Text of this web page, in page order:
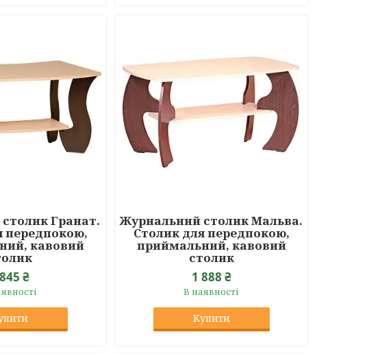
Гранат.
передпокою,
кавовий
₴
Журнальний столик Мальва.
Столик для передпокою,
приймальний, кавовий
столик
1 888 ₴
В наявності
Купити